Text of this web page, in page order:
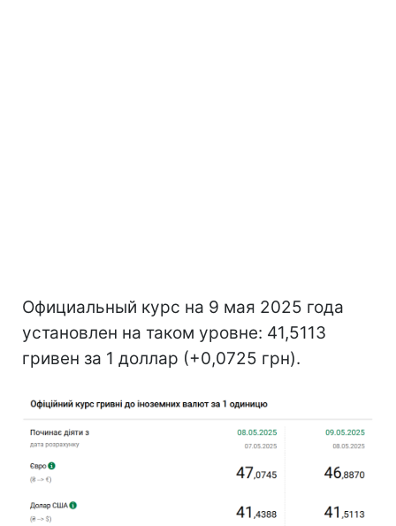
Официальный курс на 9 мая 2025 года
установлен на таком уровне: 41,5113
гривен за 1 доллар (+0,0725 грн).